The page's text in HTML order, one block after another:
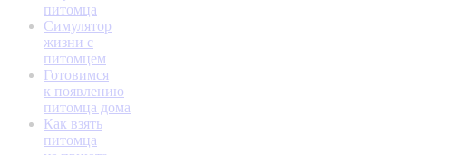
питомца
Симулятор
жизни с
питомцем
Готовимся
к появлению
питомца дома
Как взять
питомца